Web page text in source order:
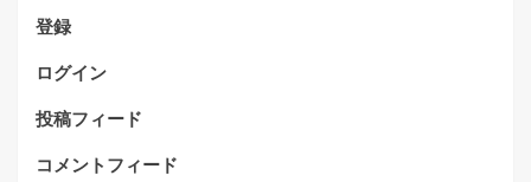
登録
ログイン
投稿フィード
コメントフィード